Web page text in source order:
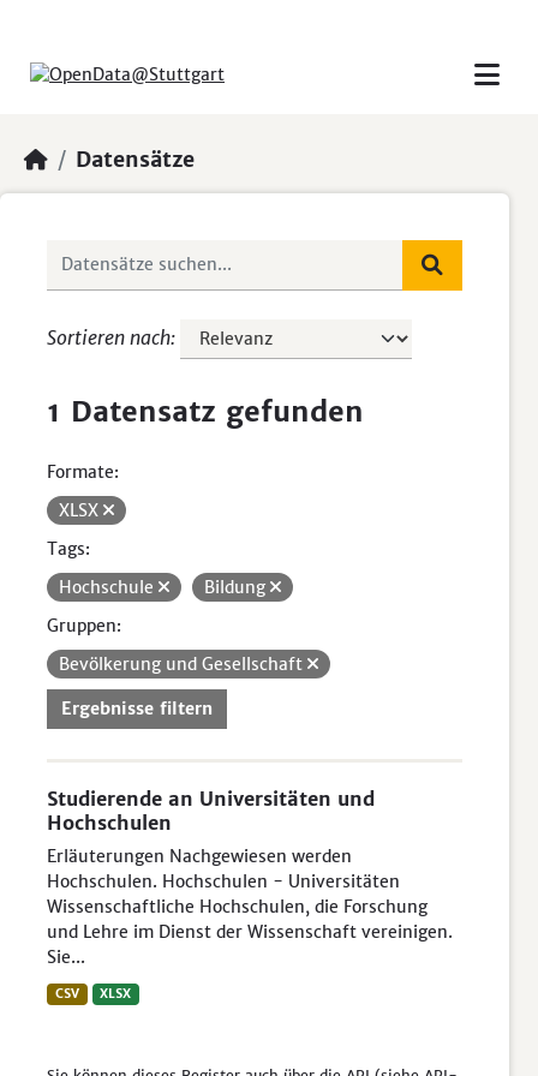
Datensätze
Sortieren nach
1 Datensatz gefunden
Formate:
XLSX
Tags:
Hochschule
Bildung
Gruppen:
Bevölkerung und Gesellschaft
Ergebnisse filtern
Studierende an Universitäten und
Hochschulen
Erläuterungen Nachgewiesen werden
Hochschulen. Hochschulen - Universitäten
Wissenschaftliche Hochschulen, die Forschung
und Lehre im Dienst der Wissenschaft vereinigen.
Sie...
CSV XLSX